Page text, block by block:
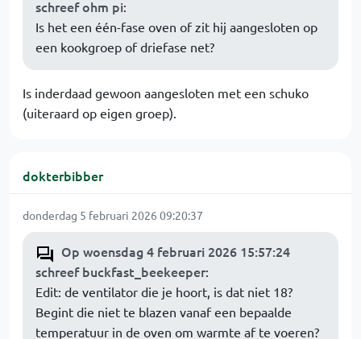
schreef ohm pi:
Is het een één-fase oven of zit hij aangesloten op
een kookgroep of driefase net?
Is inderdaad gewoon aangesloten met een schuko
(uiteraard op eigen groep).
dokterbibber
donderdag 5 februari 2026 09:20:37
Op woensdag 4 februari 2026 15:57:24
schreef buckfast_beekeeper:
Edit: de ventilator die je hoort, is dat niet 18?
Begint die niet te blazen vanaf een bepaalde
temperatuur in de oven om warmte af te voeren?